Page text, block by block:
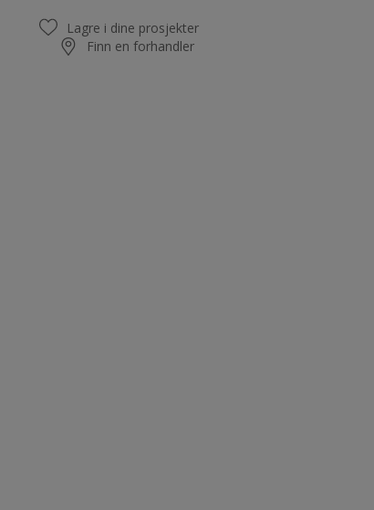
Lagre i dine prosjekter
Finn en forhandler